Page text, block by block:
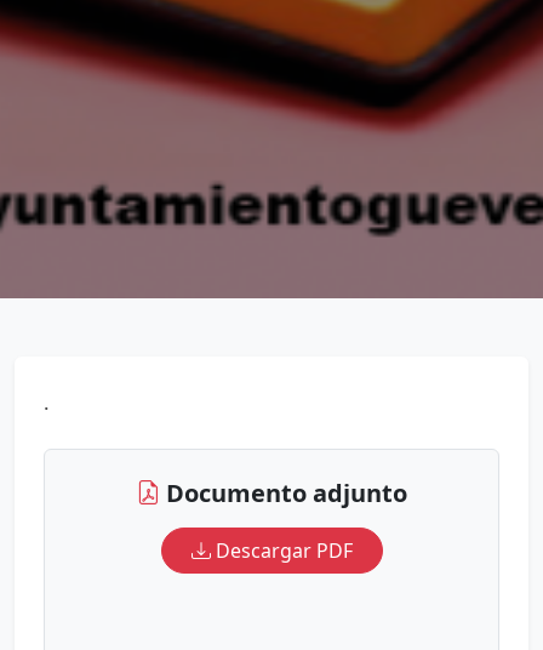
.
Documento adjunto
Descargar PDF